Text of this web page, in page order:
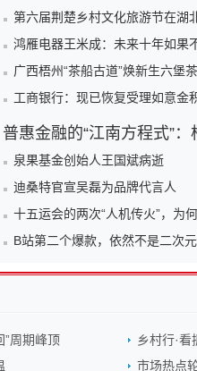
第六届荆楚乡村文化旅游节在湖
鸿雁电器王米成：未来十年如果
广西梧州“茶船古道”焕新生六堡
工商银行：现已恢复受理如意金
普惠金融的“江南方程式”
泉果基金创始人王国斌病逝
迪桑特官宣吴磊为品牌代言人
十五运会的两次“人机传火”，为
B站第二个爆款，依然不是二次
”周期峰顶
乡村行·
市场热点